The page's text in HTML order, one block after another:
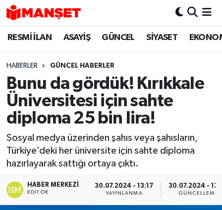
RESMİ İLAN ASAYİŞ GÜNCEL SİYASET
HABERLER GÜNCEL HABERLER
Bunu da gördük! Kırıkkale
Üniversitesi için sahte
diploma 25 bin lira!
Sosyal medya üzerinden şahıs veya şahısların,
Türkiye’deki her üniversite için sahte diploma
hazırlayarak sattığı ortaya çıktı.
HABER MERKEZI
EDITÖR
30.07.2024 - 13:17
YAYINLANMA
30.07.2024 -
GÜNCELLEME
Hava Durumu
Trafik Durumu
Süper Lig Puan Durumu ve Fikstür
Tüm Manşetler
Son Dakika Haberleri
Haber Arşivi